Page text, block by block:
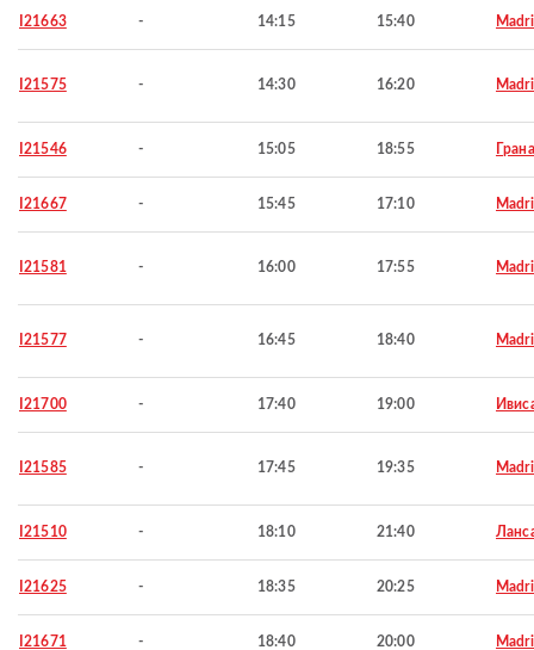
I21663 - 14:15 15:40
I21575 - 14:30 16:20
I21546 - 15:05 18:55
I21667 - 15:45 17:10
I21581 - 16:00 17:55
I21577 - 16:45 18:40
I21700 - 17:40 19:00
I21585 - 17:45 19:35
I21510 - 18:10 21:40
I21625 - 18:35 20:25
I21671 - 18:40 20:00